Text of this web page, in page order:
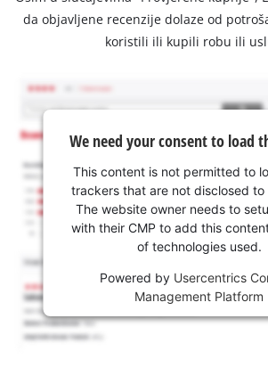
da objavljene recenzije dolaze od
koristili ili kupili robu ili
We need your consent to load
This content is not permitted to
trackers that are not disclosed to
The website owner needs to
with their CMP to add this
of technologies used.
Powered by Usercentrics
Management Platform